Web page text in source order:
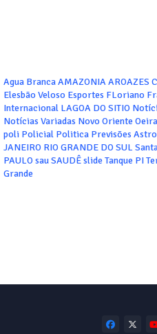
Agua BrancaAMAZONIAAROAZES
Elesbão Veloso Esportes FLoriano
Internacional LAGOA DO SITIO
Notícias Variadas Novo Oriente
poli Policial Politica Previsões
JANEIRO RIO GRANDE DO SUL
PAULOsauSAUDÊslide Tanque PI
Grande